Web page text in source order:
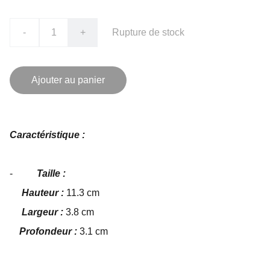
- + Rupture de stock
Ajouter au panier
Caractéristique :
- Taille :
Hauteur : 11.3 cm
Largeur : 3.8 cm
Profondeur : 3.1 cm